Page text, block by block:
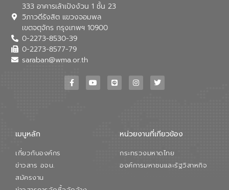
333 อาคารเล้าเป้งง้วน 1 ชั้น 23
วิภาวดีรังสิต แขวงจอมพล
เขตจตุจักร กรุงเทพฯ 10900
0-2273-8530-39
0-2273-8577-79
saraban@wma.or.th
เมนูหลัก
เกี่ยวกับองค์กร
ข่าวสาร อจน.
สมัครงาน
หน่วยงานที่เกียวข้อง
กระทรวงมหาดไทย
องค์การมหาชนและรัฐวิสาหกิจ